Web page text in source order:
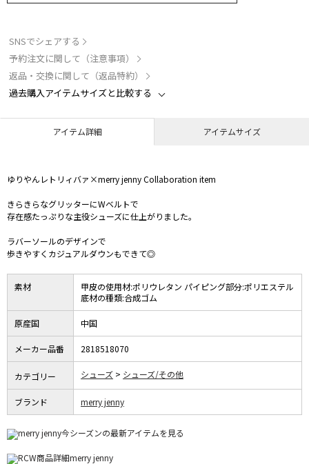
SNSでシェアする
予約注文に関して（注意事項）
返品・交換に関して（返品特約）
過去購入アイテムサイズと比較する
アイテム詳細 アイテムサイズ
ゆりやんレトリィバァ×merry jenny Collaboration item
きらきらなグリッターにWベルトで
存在感たっぷりな主役シューズに仕上がりました。
ラバーソールのデザインで
歩きやすくカジュアルダウンもできて◎
素材
甲皮の使用材:ポリウレタン パイピング部分:ポリエステル
底材の種類:合成ゴム
原産国 中国
メーカー品番 2818518070
カテゴリー シューズ シューズ/その他
ブランド merry jenny